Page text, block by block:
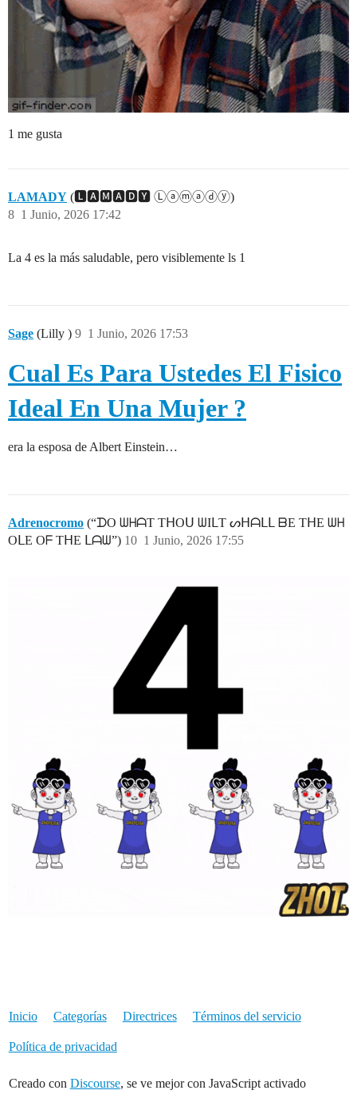
1 me gusta
LAMADY (🅻🅰🅼🅰🅳🆈 Ⓛⓐⓜⓐⓓⓨ)
1 Junio, 2026 17:42
8
La 4 es la más saludable, pero visiblemente ls 1
Sage (Lilly ) 1 Junio, 2026 17:53
9
Cual Es Para Ustedes El Fisico
Ideal En Una Mujer ?
era la esposa de Albert Einstein…
Adrenocromo (“ᗪO ᗯᕼᗩT TᕼOᑌ ᗯIᒪT ᔕᕼᗩᒪᒪ ᗷE TᕼE ᗯᕼ
OᒪE Oᖴ TᕼE ᒪᗩᗯ”)
1 Junio, 2026 17:55
10
Inicio Categorías Directrices Términos del servicio
Política de privacidad
Creado con Discourse, se ve mejor con JavaScript activado